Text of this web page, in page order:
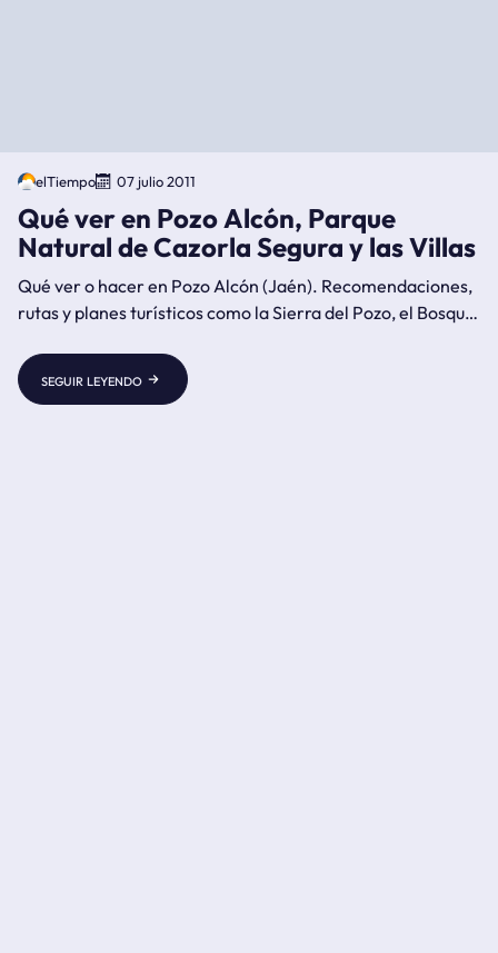
elTiempo 07 julio 2011
Qué ver en Pozo Alcón, Parque
Natural de Cazorla Segura y las Villas
Qué ver o hacer en Pozo Alcón (Jaén). Recomendaciones,
rutas y planes turísticos como la Sierra del Pozo, el Bosque
de Castril, Fontanar, Hinojares, Guazalamanco, la Cerrada
del río Castril o la Cueva del Agua de Tiscar
seguir leyendo